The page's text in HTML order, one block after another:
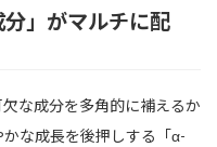
」がマルチに配
な成分を多角的に補えるか
な成長を後押しする「α-